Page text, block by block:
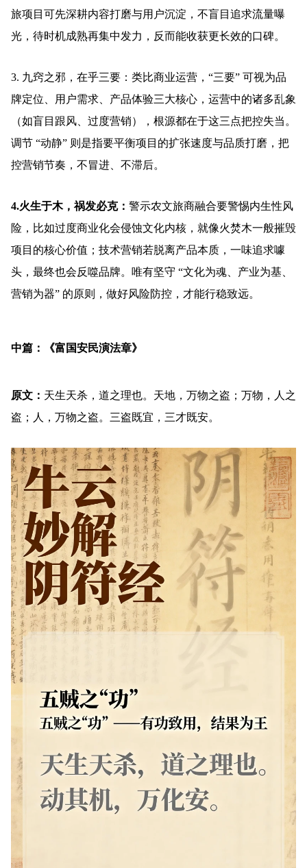
旅项目可先深耕内容打磨与用户沉淀，不盲目追求流量曝
光，待时机成熟再集中发力，反而能收获更长效的口碑。
3. 九窍之邪，在乎三要：类比商业运营，“三要” 可视为品
牌定位、用户需求、产品体验三大核心，运营中的诸多乱象
（如盲目跟风、过度营销），根源都在于这三点把控失当。
调节 “动静” 则是指要平衡项目的扩张速度与品质打磨，把
控营销节奏，不冒进、不滞后。
4.火生于木，祸发必克： 警示农文旅商融合要警惕内生性风
险，比如过度商业化会侵蚀文化内核，就像火焚木一般摧毁
项目的核心价值；技术营销若脱离产品本质，一味追求噱
头，最终也会反噬品牌。唯有坚守 “文化为魂、产业为基、
营销为器” 的原则，做好风险防控，才能行稳致远。
中篇：《富国安民演法章》
原文： 天生天杀，道之理也。天地，万物之盗；万物，人之
盗；人，万物之盗。三盗既宜，三才既安。